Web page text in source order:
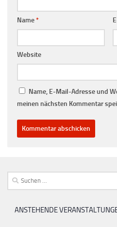
Name*
Website
Name, E-Mail-Adresse und
meinen nächsten Kommentar
Suchen
nach:
ANSTEHENDE